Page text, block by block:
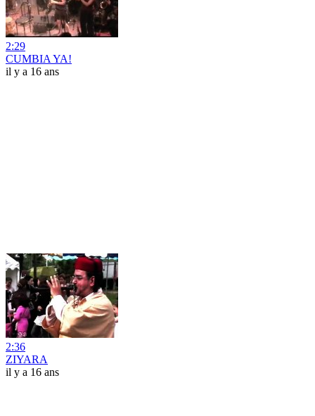
2:29
CUMBIA YA!
il y a 16 ans
2:36
ZIYARA
il y a 16 ans